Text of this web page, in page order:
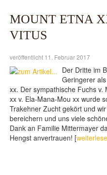
MOUNT ETNA
VITUS
veröffentlicht 11. Februar 2017
Der Dritte im
Geringerer
xx. Der sympathische Fuchs v.
xx v. Ela-Mana-Mou xx wurde
Trakehner Zucht gekört und
bereichern und uns viele
Dank an Familie Mittermayer
Hengst anvertrauen! [